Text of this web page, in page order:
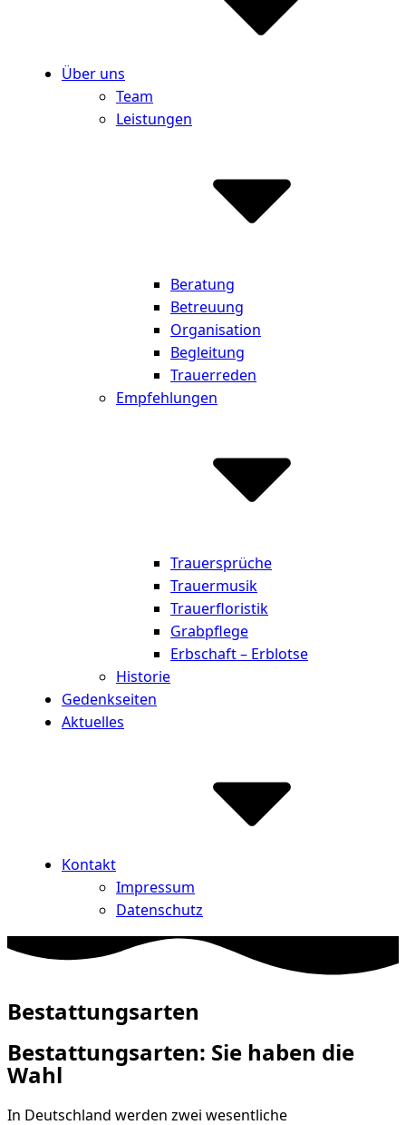
Über uns
Team
Leistungen
Beratung
Betreuung
Organisation
Begleitung
Trauerreden
Empfehlungen
Trauersprüche
Trauermusik
Trauerfloristik
Grabpflege
Erbschaft – Erblotse
Historie
Gedenkseiten
Aktuelles
Kontakt
Impressum
Datenschutz
Bestattungsarten
Bestattungsarten: Sie haben die
Wahl
In Deutschland werden zwei wesentliche